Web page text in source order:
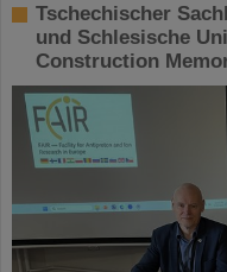
Tschechischer
und Schlesische
Construction